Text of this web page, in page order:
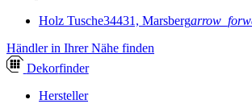
Holz Tusche34431, Marsberg
Händler in Ihrer Nähe finden
Dekorfinder
Hersteller